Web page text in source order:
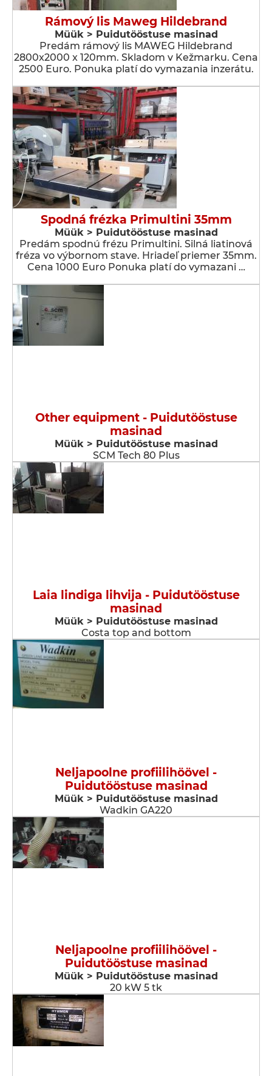
Rámový lis Maweg Hildebrand
Müük > Puidutööstuse masinad
Predám rámový lis MAWEG Hildebrand
2800x2000 x 120mm. Skladom v Kežmarku. Cena
2500 Euro. Ponuka platí do vymazania inzerátu.
Spodná frézka Primultini 35mm
Müük > Puidutööstuse masinad
Predám spodnú frézu Primultini. Silná liatinová
fréza vo výbornom stave. Hriadeľ priemer 35mm.
Cena 1000 Euro Ponuka platí do vymazani …
Other equipment - Puidutööstuse
masinad
Müük > Puidutööstuse masinad
SCM Tech 80 Plus
Laia lindiga lihvija - Puidutööstuse
masinad
Müük > Puidutööstuse masinad
Costa top and bottom
Neljapoolne profiilihöövel -
Puidutööstuse masinad
Müük > Puidutööstuse masinad
Wadkin GA220
Neljapoolne profiilihöövel -
Puidutööstuse masinad
Müük > Puidutööstuse masinad
20 kW 5 tk